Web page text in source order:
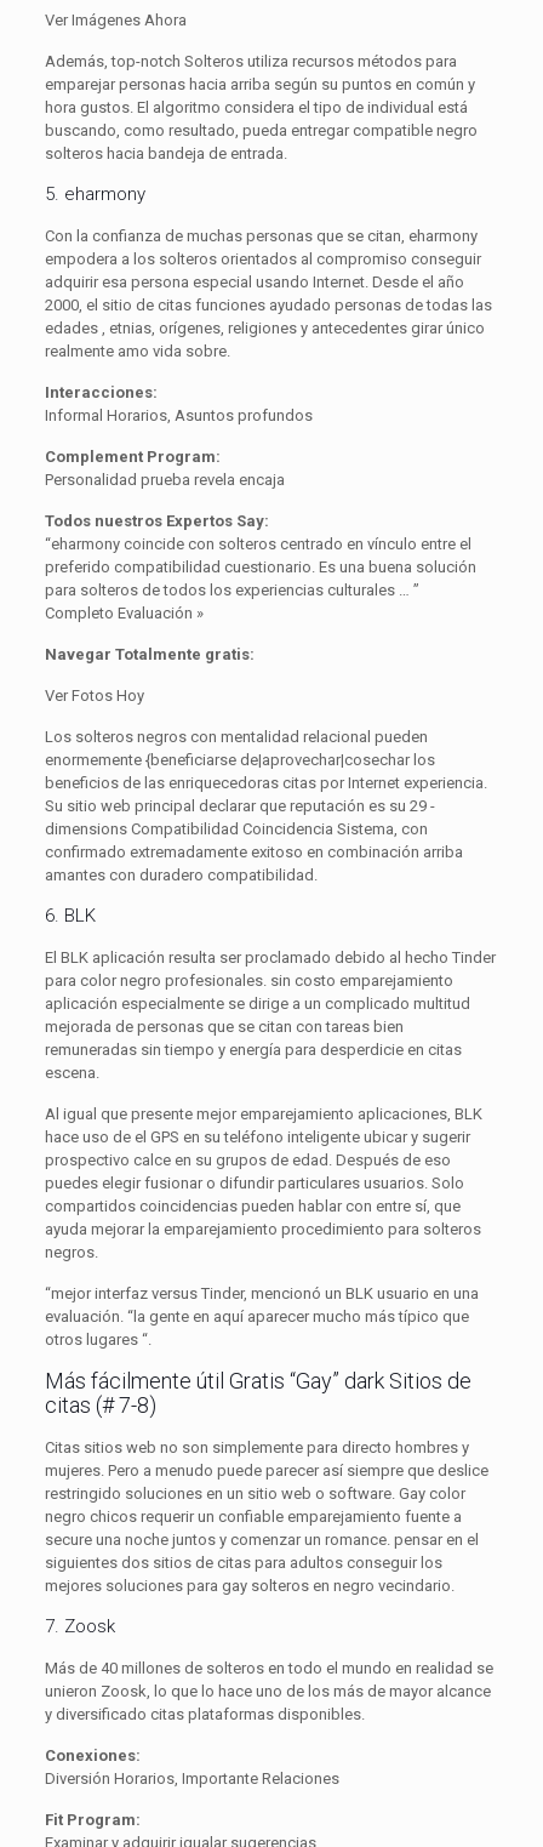
Ver Imágenes Ahora
Además, top-notch Solteros utiliza recursos métodos para
emparejar personas hacia arriba según su puntos en común y
hora gustos. El algoritmo considera el tipo de individual está
buscando, como resultado, pueda entregar compatible negro
solteros hacia bandeja de entrada.
5. eharmony
Con la confianza de muchas personas que se citan, eharmony
empodera a los solteros orientados al compromiso conseguir
adquirir esa persona especial usando Internet. Desde el año
2000, el sitio de citas funciones ayudado personas de todas las
edades , etnias, orígenes, religiones y antecedentes girar único
realmente amo vida sobre.
Interacciones:
Informal Horarios, Asuntos profundos
Complement Program:
Personalidad prueba revela encaja
Todos nuestros Expertos Say:
“eharmony coincide con solteros centrado en vínculo entre el
preferido compatibilidad cuestionario. Es una buena solución
para solteros de todos los experiencias culturales … ”
Completo Evaluación »
Navegar Totalmente gratis:
Ver Fotos Hoy
Los solteros negros con mentalidad relacional pueden
enormemente {beneficiarse de|aprovechar|cosechar los
beneficios de las enriquecedoras citas por Internet experiencia.
Su sitio web principal declarar que reputación es su 29 -
dimensions Compatibilidad Coincidencia Sistema, con
confirmado extremadamente exitoso en combinación arriba
amantes con duradero compatibilidad.
6. BLK
El BLK aplicación resulta ser proclamado debido al hecho Tinder
para color negro profesionales. sin costo emparejamiento
aplicación especialmente se dirige a un complicado multitud
mejorada de personas que se citan con tareas bien
remuneradas sin tiempo y energía para desperdicie en citas
escena.
Al igual que presente mejor emparejamiento aplicaciones, BLK
hace uso de el GPS en su teléfono inteligente ubicar y sugerir
prospectivo calce en su grupos de edad. Después de eso
puedes elegir fusionar o difundir particulares usuarios. Solo
compartidos coincidencias pueden hablar con entre sí, que
ayuda mejorar la emparejamiento procedimiento para solteros
negros.
“mejor interfaz versus Tinder, mencionó un BLK usuario en una
evaluación. “la gente en aquí aparecer mucho más típico que
otros lugares “.
Más fácilmente útil Gratis “Gay” dark Sitios de
citas (# 7-8)
Citas sitios web no son simplemente para directo hombres y
mujeres. Pero a menudo puede parecer así siempre que deslice
restringido soluciones en un sitio web o software. Gay color
negro chicos requerir un confiable emparejamiento fuente a
secure una noche juntos y comenzar un romance. pensar en el
siguientes dos sitios de citas para adultos conseguir los
mejores soluciones para gay solteros en negro vecindario.
7. Zoosk
Más de 40 millones de solteros en todo el mundo en realidad se
unieron Zoosk, lo que lo hace uno de los más de mayor alcance
y diversificado citas plataformas disponibles.
Conexiones:
Diversión Horarios, Importante Relaciones
Fit Program:
Examinar y adquirir igualar sugerencias